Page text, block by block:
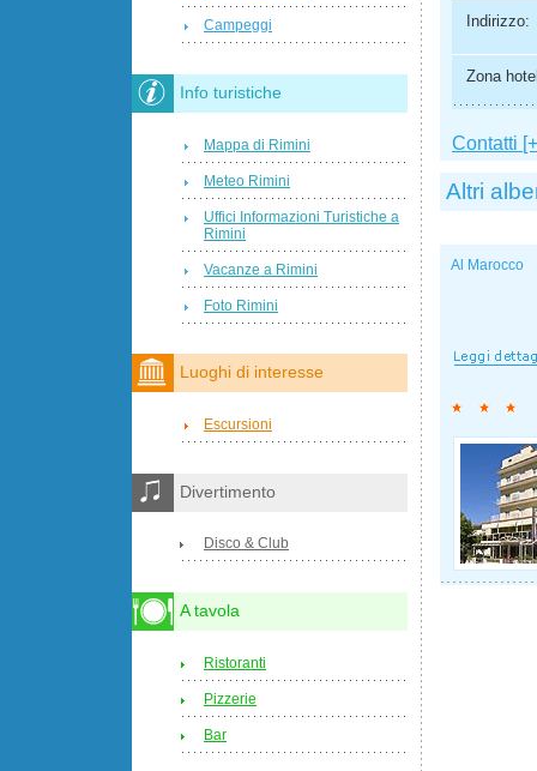
Indirizzo:
Zona
Contatti
Altri
Al Marocco
Campeggi
Info turistiche
Mappa di Rimini
Meteo Rimini
Uffici Informazioni Turistiche a
Rimini
Vacanze a Rimini
Foto Rimini
Luoghi di interesse
Escursioni
Divertimento
Disco & Club
A tavola
Ristoranti
Pizzerie
Bar